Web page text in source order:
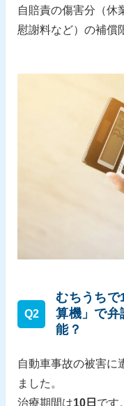
自賠責の傷害分（休
慰謝料など）の補償
Q2
むちうち
算機」で弁
能？
自動車事故の被害に
ました。
治療期間は10日 です。